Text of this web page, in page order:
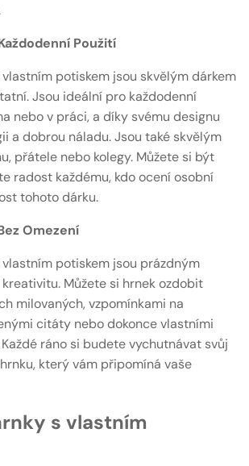
Použití
potiskem jsou skvělým dárkem
Jsou ideální pro každodenní
nebo v práci, a díky svému designu
a dobrou náladu. Jsou také skvělým
přátele nebo kolegy. Můžete si být
radost každému, kdo ocení osobní
tohoto dárku.
Omezení
vlastním potiskem jsou prázdným
Můžete si hrnek ozdobit
milovaných, vzpomínkami na
citáty nebo dokonce vlastními
ráno si budete vychutnávat svůj
který vám připomíná vaše
s vlastním